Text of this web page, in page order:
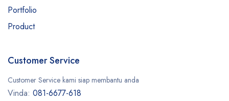
Portfolio
Product
Customer Service
Customer Service kami siap membantu anda
Vinda: 081-6677-618